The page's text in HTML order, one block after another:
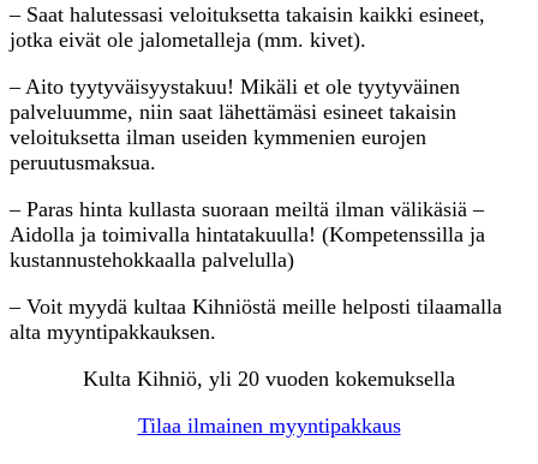
– Saat halutessasi veloituksetta takaisin kaikki esineet,
jotka eivät ole jalometalleja (mm. kivet).
– Aito tyytyväisyystakuu! Mikäli et ole tyytyväinen
palveluumme, niin saat lähettämäsi esineet takaisin
veloituksetta ilman useiden kymmenien eurojen
peruutusmaksua.
– Paras hinta kullasta suoraan meiltä ilman välikäsiä –
Aidolla ja toimivalla hintatakuulla! (Kompetenssilla ja
kustannustehokkaalla palvelulla)
– Voit myydä kultaa Kihniöstä meille helposti tilaamalla
alta myyntipakkauksen.
Kulta Kihniö, yli 20 vuoden kokemuksella
Tilaa ilmainen myyntipakkaus